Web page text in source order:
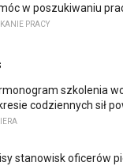
w poszukiwaniu
PRACY
szkolenia
codziennych sił
stanowisk oficerów